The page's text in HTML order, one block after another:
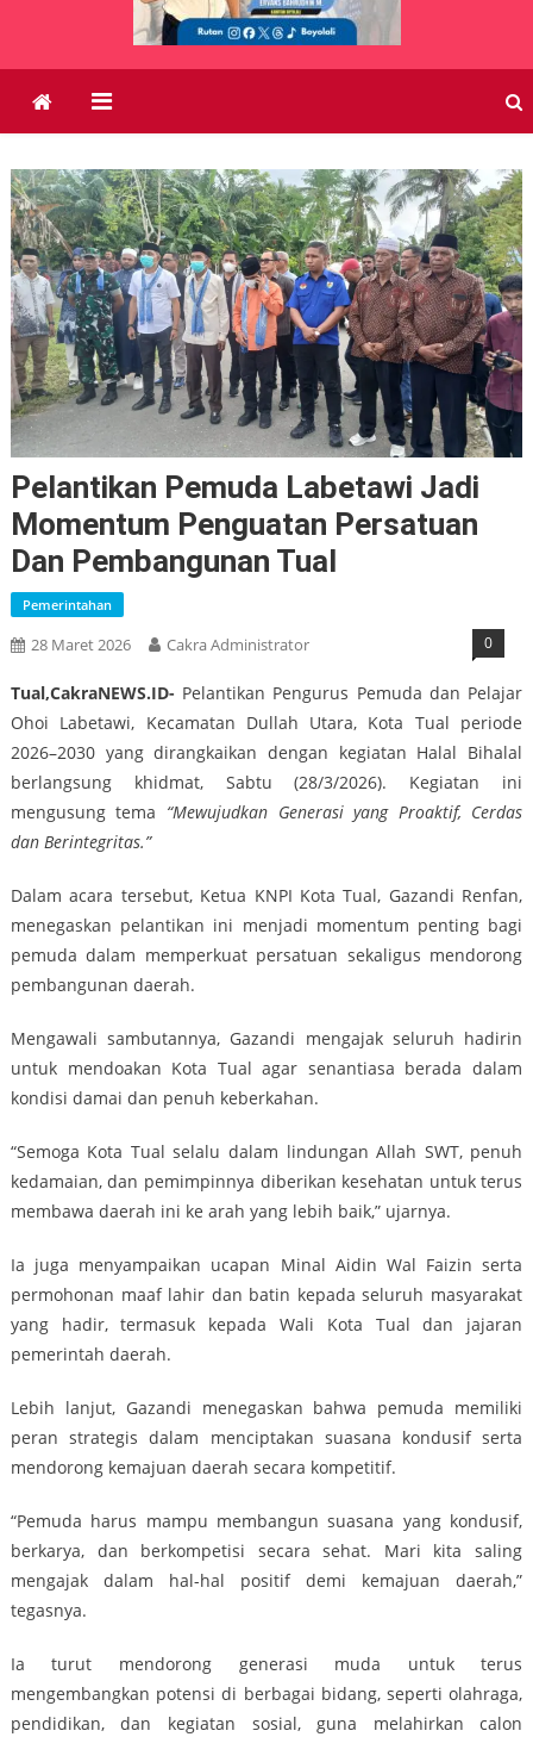
Pelantikan Pemuda Labetawi Jadi
Momentum Penguatan Persatuan
Dan Pembangunan Tual
Pemerintahan
28 Maret 2026 Cakra Administrator 0
Tual,CakraNEWS.ID- Pelantikan Pengurus Pemuda dan Pelajar
Ohoi Labetawi, Kecamatan Dullah Utara, Kota Tual periode
2026–2030 yang dirangkaikan dengan kegiatan Halal Bihalal
berlangsung khidmat, Sabtu (28/3/2026). Kegiatan ini
mengusung tema “Mewujudkan Generasi yang Proaktif, Cerdas
dan Berintegritas.”
Dalam acara tersebut, Ketua KNPI Kota Tual, Gazandi Renfan,
menegaskan pelantikan ini menjadi momentum penting bagi
pemuda dalam memperkuat persatuan sekaligus mendorong
pembangunan daerah.
Mengawali sambutannya, Gazandi mengajak seluruh hadirin
untuk mendoakan Kota Tual agar senantiasa berada dalam
kondisi damai dan penuh keberkahan.
“Semoga Kota Tual selalu dalam lindungan Allah SWT, penuh
kedamaian, dan pemimpinnya diberikan kesehatan untuk terus
membawa daerah ini ke arah yang lebih baik,” ujarnya.
Ia juga menyampaikan ucapan Minal Aidin Wal Faizin serta
permohonan maaf lahir dan batin kepada seluruh masyarakat
yang hadir, termasuk kepada Wali Kota Tual dan jajaran
pemerintah daerah.
Lebih lanjut, Gazandi menegaskan bahwa pemuda memiliki
peran strategis dalam menciptakan suasana kondusif serta
mendorong kemajuan daerah secara kompetitif.
“Pemuda harus mampu membangun suasana yang kondusif,
berkarya, dan berkompetisi secara sehat. Mari kita saling
mengajak dalam hal-hal positif demi kemajuan daerah,”
tegasnya.
Ia turut mendorong generasi muda untuk terus
mengembangkan potensi di berbagai bidang, seperti olahraga,
pendidikan, dan kegiatan sosial, guna melahirkan calon